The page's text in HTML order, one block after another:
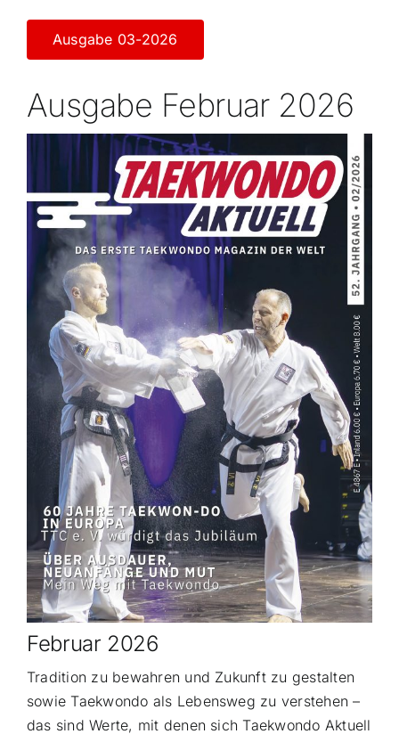
Ausgabe 03-2026
Ausgabe Februar 2026
Februar 2026
Tradition zu bewahren und Zukunft zu gestalten
sowie Taekwondo als Lebensweg zu verstehen –
das sind Werte, mit denen sich Taekwondo Aktuell